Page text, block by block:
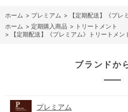
ホーム > プレミアム >
【定期配送】《プレ
ホーム > 定期購入商品 > トリートメント
>
【定期配送】《プレミアム》トリートメン
ブランドか
プレミアム